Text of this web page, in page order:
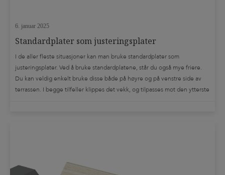
6. januar 2025
Standardplater som justeringsplater
I de aller fleste situasjoner kan man bruke standardplater som
justeringsplater. Ved å bruke standardplatene, står du også mye friere.
Du kan veldig enkelt bruke disse både på høyre og på venstre side av
terrassen. I begge tilfeller klippes det vekk, og tilpasses mot den ytterste